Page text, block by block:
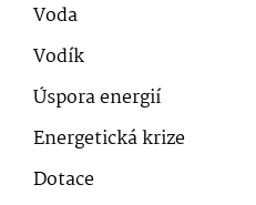
Voda
Vodík
Úspora energií
Energetická krize
Dotace